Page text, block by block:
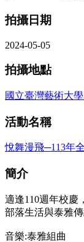
拍攝日期
2024-05-05
拍攝地點
國立臺灣藝術大
活動名稱
悅舞漫飛─113年
簡介
適逢110週年校慶
部落生活與泰雅
音樂:泰雅組曲